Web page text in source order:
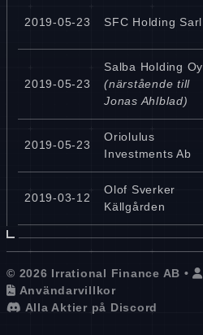
2019-05-23 SFC Holding Sarl
2019-05-23
Salba Holding Oy
(närstående till
Jonas Ahlblad)
2019-05-23
Oriolulus
Investments Ab
2019-03-12
Olof Sverker
Källgården
© 2026 Irrational Finance AB •
Användarvillkor
Alla Aktier på Discord